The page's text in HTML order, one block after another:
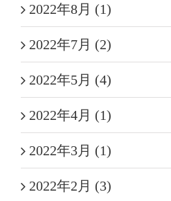
2022年8月 (1)
2022年7月 (2)
2022年5月 (4)
2022年4月 (1)
2022年3月 (1)
2022年2月 (3)